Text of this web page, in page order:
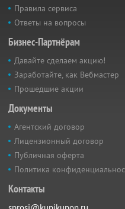
Правила сервиса
Ответы на вопросы
Бизнес-Партнёрам
Давайте сделаем акцию!
Заработайте, как Вебмастер
Прошедшие акции
Документы
Агентский договор
Лицензионный договор
Публичная оферта
Политика
Контакты